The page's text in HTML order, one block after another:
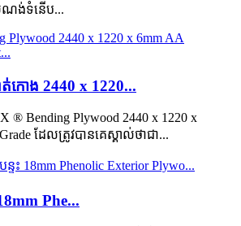
ណង់ទំនើប...
ពត់កោង 2440 x 1220...
® Bending Plywood 2440 x 1220 x
ដែលត្រូវបានគេស្គាល់ថាជា...
18mm Phe...